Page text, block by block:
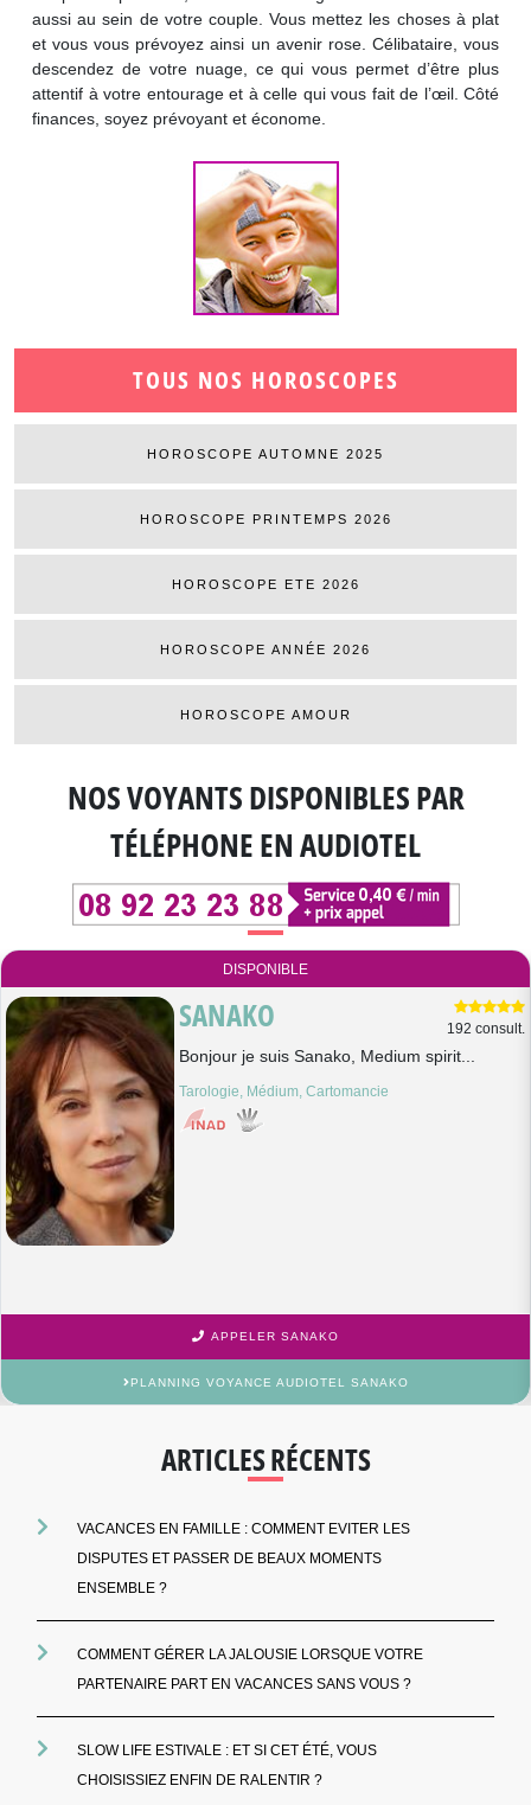
TOUS NOS HOROSCOPES
HOROSCOPE AUTOMNE 2025
HOROSCOPE PRINTEMPS 2026
HOROSCOPE ETE 2026
HOROSCOPE ANNÉE 2026
HOROSCOPE AMOUR
aussi au sein de votre couple. Vous mettez les choses à plat
et vous vous prévoyez ainsi un avenir rose. Célibataire, vous
descendez de votre nuage, ce qui vous permet d’être plus
attentif à votre entourage et à celle qui vous fait de l’œil. Côté
finances, soyez prévoyant et économe.
NOS VOYANTS DISPONIBLESPAR
TÉLÉPHONE EN AUDIOTEL
DISPONIBLE
SANAKO 192 consult.
Bonjour je suis Sanako, Medium spirit...
Tarologie, Médium, Cartomancie
APPELER SANAKO
PLANNING VOYANCE AUDIOTEL SANAKO
ARTICLES RÉCENTS
VACANCES EN FAMILLE : COMMENT EVITER LES
DISPUTES ET PASSER DE BEAUX MOMENTS
ENSEMBLE ?
COMMENT GÉRER LA JALOUSIE LORSQUE VOTRE
PARTENAIRE PART EN VACANCES SANS VOUS ?
SLOW LIFE ESTIVALE : ET SI CET ÉTÉ, VOUS
CHOISISSIEZ ENFIN DE RALENTIR ?